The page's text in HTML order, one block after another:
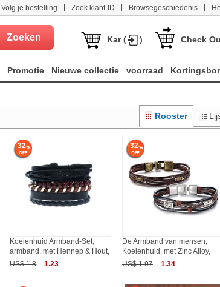
Volg je bestelling Zoek klant-ID Browsegeschiedenis
Kar ( ) Check
Promotie Nieuwe collectie voorraad
Rooster
32
Koeienhuid Armband-Set,
armband, met Hennep & Hout,
US$ 1.8
1.23
32
De Armband van mensen,
Koeienhuid, met Zinc Alloy,
US$ 1.97
1.34